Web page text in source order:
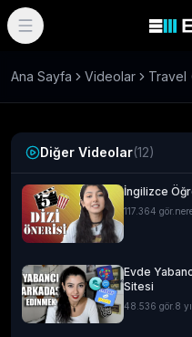
Ana Sayfa Videolar Travel
Diğer Videolar(12)
İngilizce
117.364 gör.
Evde
Sitesi
48.536 gör. 8